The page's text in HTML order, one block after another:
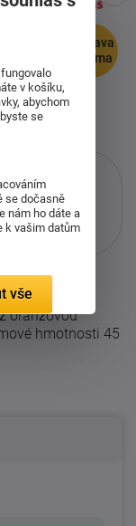
doprava
zdarma
oranžovou
hmotnosti 45
v košíku,
abychom
se
se dočasně
nám ho dáte a
k vašim datům
vše